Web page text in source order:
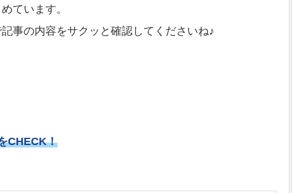
ています。
事の内容をサクッと確認してくださいね♪
CHECK！